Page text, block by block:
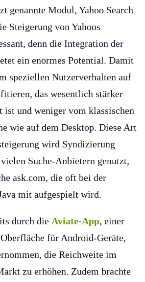
genannte Modul, Yahoo Search
Steigerung von Yahoos
denn die Integration der
ein enormes Potential. Damit
speziellen Nutzerverhalten auf
das wesentlich stärker
ist und weniger vom klassischen
wie auf dem Desktop. Diese Art
wird Syndizierung
Suche-Anbietern genutzt,
ask.com, die oft bei der
mit aufgespielt wird.
durch die Aviate-App, einer
für Android-Geräte,
die Reichweite im
zu erhöhen. Zudem brachte